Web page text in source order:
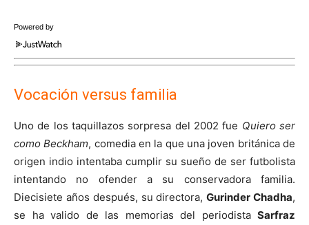
Powered by
Vocación versus familia
Uno de los taquillazos sorpresa del 2002 fue Quiero ser
como Beckham, comedia en la que una joven británica de
origen indio intentaba cumplir su sueño de ser futbolista
intentando no ofender a su conservadora familia.
Diecisiete años después, su directora,Gurinder Chadha,
se ha valido de las memorias del periodista Sarfraz